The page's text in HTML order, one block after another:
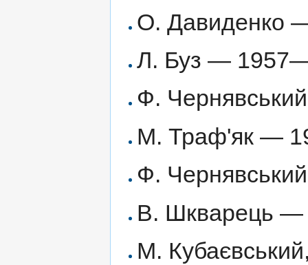
О. Давиденко
Л. Буз —
Ф.
М. Траф'як —
Ф.
В. Шкварець
М.